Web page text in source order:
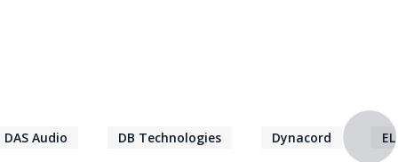
DAS Audio DB Technologies Dynacord